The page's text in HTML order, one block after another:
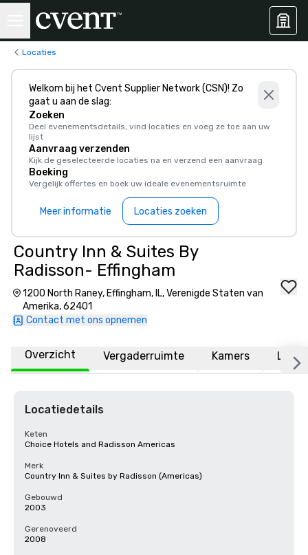
Locaties
Welkom bij het Cvent Supplier Network (CSN)! Zo
gaat u aan de slag:
Zoeken
Deel evenementsdetails, vind locaties en voeg ze toe aan uw
lijst
Aanvraag verzenden
Kijk de geselecteerde locaties na en verzend een aanvraag
Boeking
Vergelijk offertes en boek uw ideale evenementsruimte
Meer informatie Locaties zoeken
Country Inn & Suites By
Radisson- Effingham
1200 North Raney, Effingham, IL, Verenigde Staten van
Amerika, 62401
Contact met ons opnemen
Overzicht Vergaderruimte Kamers
Locatiedetails
Keten
Choice Hotels and Radisson Americas
Merk
Country Inn & Suites by Radisson (Americas)
Gebouwd
2003
Gerenoveerd
2008